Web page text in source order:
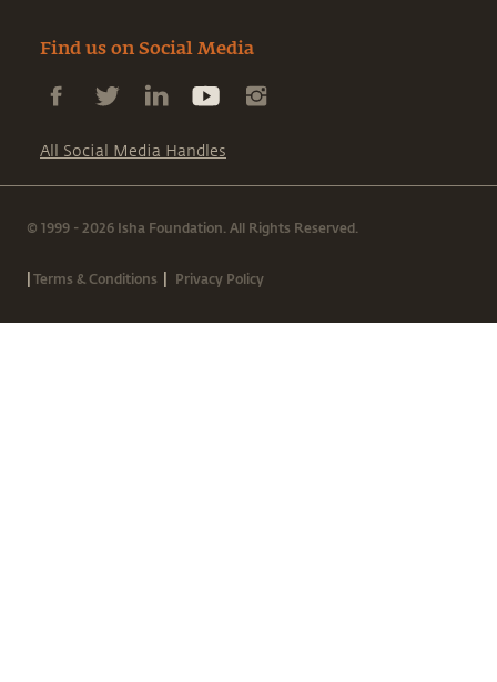
Find us on Social Media
All Social Media Handles
© 1999 - 2026 Isha Foundation. All Rights Reserved.
|Terms & Conditions | Privacy Policy